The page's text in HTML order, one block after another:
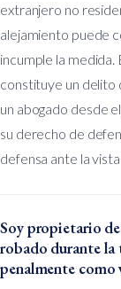
extranjero no
alejamiento puede
incumple la
constituye un delito
un abogado desde
su derecho de
defensa ante la
Soy propietario
robado durante la
penalmente como